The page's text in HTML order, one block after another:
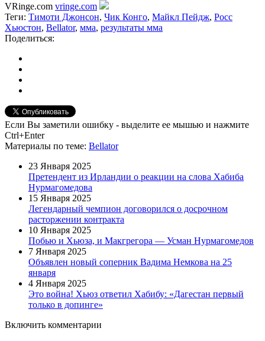
VRinge.com vringe.com
Теги: Тимоти Джонсон, Чик Конго, Майкл Пейдж, Росс
Хьюстон, Bellator, мма, результаты мма
Поделиться:
Если Вы заметили ошибку - выделите ее мышью и нажмите
Ctrl+Enter
Материалы по теме: Bellator
23 Января 2025
Претендент из Ирландии о реакции на слова Хабиба
Нурмагомедова
15 Января 2025
Легендарный чемпион договорился о досрочном
расторжении контракта
10 Января 2025
Побью и Хьюза, и Макгрегора — Усман Нурмагомедов
7 Января 2025
Объявлен новый соперник Вадима Немкова на 25
января
4 Января 2025
Это война! Хьюз ответил Хабибу: «Дагестан первый
только в допинге»
Включить комментарии